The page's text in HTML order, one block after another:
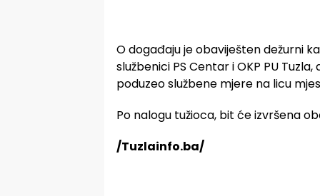
O događaju je obaviješten dežurni
službenici PS Centar i OKP PU
poduzeo službene mjere na licu
Po nalogu tužioca, bit će izvršena
/Tuzlainfo.ba/